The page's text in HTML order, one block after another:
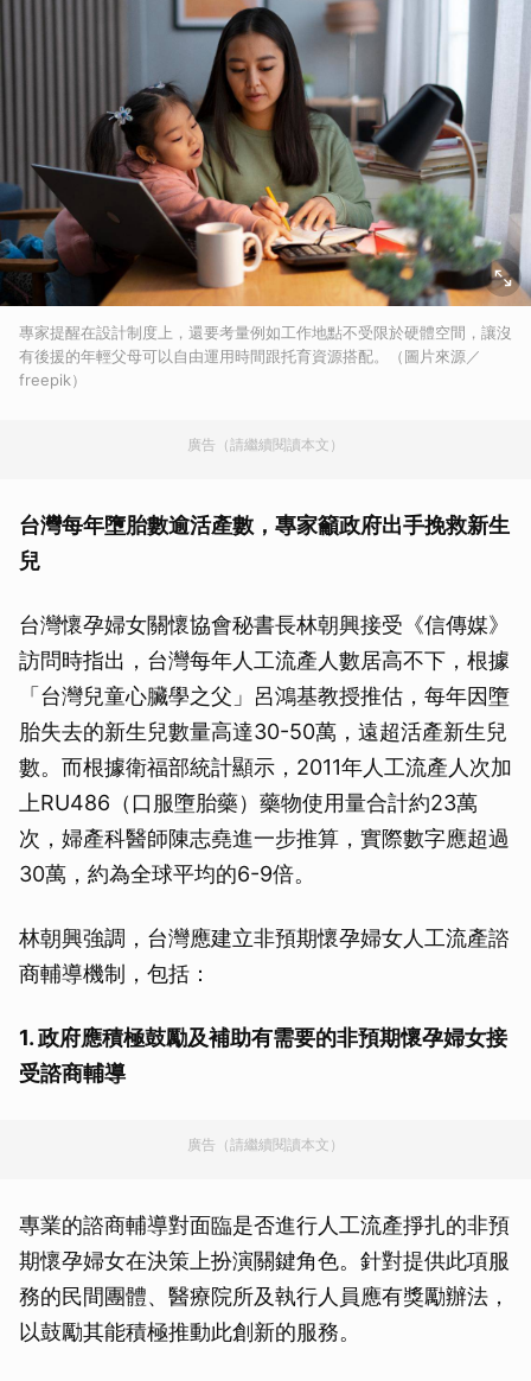
專家提醒在設計制度上，還要考量例如工作地點不受限於硬體空間，讓沒
有後援的年輕父母可以自由運用時間跟托育資源搭配。（圖片來源／
freepik）
廣告（請繼續閱讀本文）
台灣每年墮胎數逾活產數，專家籲政府出手挽救新生
兒
台灣懷孕婦女關懷協會秘書長林朝興接受《信傳媒》
訪問時指出，台灣每年人工流產人數居高不下，根據
「台灣兒童心臟學之父」呂鴻基教授推估，每年因墮
胎失去的新生兒數量高達30-50萬，遠超活產新生兒
數。而根據衛福部統計顯示，2011年人工流產人次加
上RU486（口服墮胎藥）藥物使用量合計約23萬
次，婦產科醫師陳志堯進一步推算，實際數字應超過
30萬，約為全球平均的6-9倍。
林朝興強調，台灣應建立非預期懷孕婦女人工流產諮
商輔導機制，包括：
1. 政府應積極鼓勵及補助有需要的非預期懷孕婦女接
受諮商輔導
廣告（請繼續閱讀本文）
專業的諮商輔導對面臨是否進行人工流產掙扎的非預
期懷孕婦女在決策上扮演關鍵角色。針對提供此項服
務的民間團體、醫療院所及執行人員應有獎勵辦法，
以鼓勵其能積極推動此創新的服務。